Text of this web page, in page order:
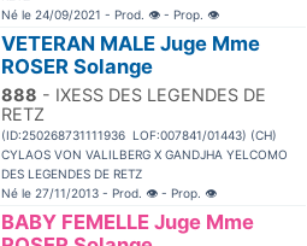
Né le 24/09/2021 - Prod. 👁 - Prop. 👁
VETERAN MALE Juge Mme
ROSER Solange
888 - IXESS DES LEGENDES DE
RETZ
(ID:250268731111936 LOF:007841/01443) (CH)
CYLAOS VON VALILBERG X GANDJHA YELCOMO
DES LEGENDES DE RETZ
Né le 27/11/2013 - Prod. 👁 - Prop. 👁
BABY FEMELLE Juge Mme